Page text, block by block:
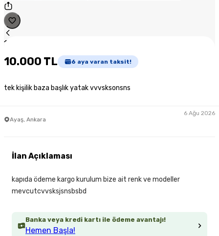
1
10.000 TL 6 aya varan taksit!
tek kişilik baza başlık yatak vvvsksonsns
Ayaş, Ankara
6 Ağu 2026
Banka veya kredi kartı ile ödeme avantajı!
Hemen Başla!
İlan Açıklaması
kapıda ödeme kargo kurulum bize ait renk ve modeller
mevcutcvvsksjsnsbsbd